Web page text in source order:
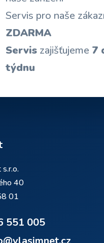
Servis pro naše
ZDARMA
Servis zajišťujeme 7
týdnu
40
01
551 005